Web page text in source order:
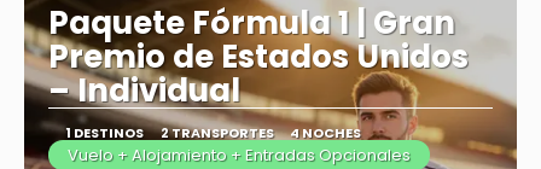
Paquete Fórmula 1 | Gran
Premio de Estados Unidos
– Individual
1 DESTINOS 2 TRANSPORTES 4 NOCHES
Vuelo + Alojamiento + Entradas Opcionales